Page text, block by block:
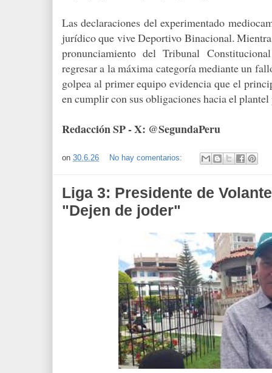
Las declaraciones del experimentado
jurídico que vive Deportivo Binacional.
pronunciamiento del Tribunal
regresar a la máxima categoría mediante un
golpea al primer equipo evidencia que el
en cumplir con sus obligaciones hacia el
Redacción SP - X: @SegundaPeru
on 30.6.26 No hay comentarios:
Liga 3: Presidente de
"Dejen de joder"